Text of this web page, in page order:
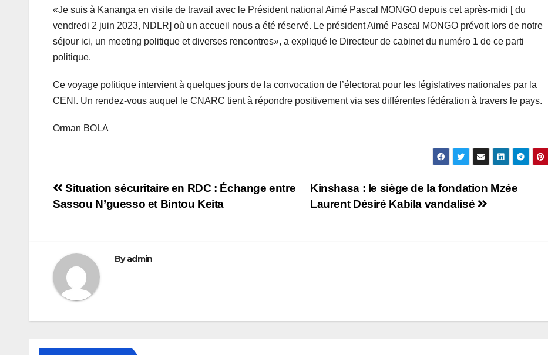
«Je suis à Kananga en visite de travail avec le Président national Aimé Pascal MONGO depuis cet après-midi [ du
vendredi 2 juin 2023, NDLR] où un accueil nous a été réservé. Le président Aimé Pascal MONGO prévoit lors de notre
séjour ici, un meeting politique et diverses rencontres», a expliqué le Directeur de cabinet du numéro 1 de ce parti
politique.
Ce voyage politique intervient à quelques jours de la convocation de l’électorat pour les législatives nationales par la
CENI. Un rendez-vous auquel le CNARC tient à répondre positivement via ses différentes fédération à travers le pays.
Orman BOLA
Navigation
Kinshasa : le siège de la fondation Mzée
Laurent Désiré Kabila vandalisé
Situation sécuritaire en RDC : Échange entre
Sassou N’guesso et Bintou Keita
Byadmin